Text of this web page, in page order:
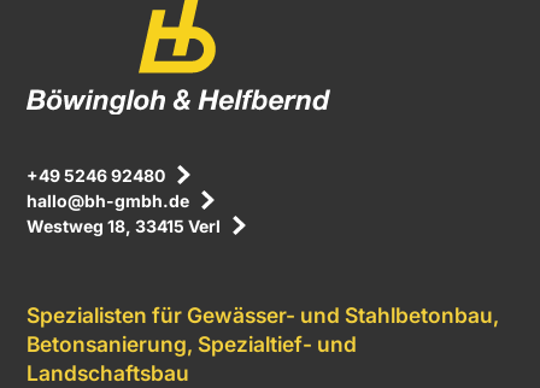
+49 5246 92480
hallo@bh-gmbh.de
Westweg 18, 33415 Verl
Spezialisten für Gewässer- und Stahlbetonbau,
Betonsanierung, Spezialtief- und
Landschaftsbau